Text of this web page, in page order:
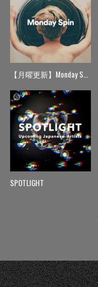
【月曜更新】Monday Spin
SPOTLIGHT